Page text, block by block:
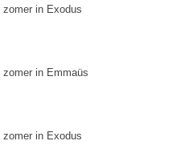
zomer in Exodus
zomer in Emmaüs
zomer in Exodus